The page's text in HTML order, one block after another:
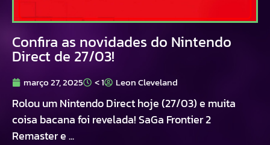
Confira as novidades do Nintendo
Direct de 27/03!
março 27, 2025 < 1 Leon Cleveland
Rolou um Nintendo Direct hoje (27/03) e muita
coisa bacana foi revelada! SaGa Frontier 2
Remaster e ...